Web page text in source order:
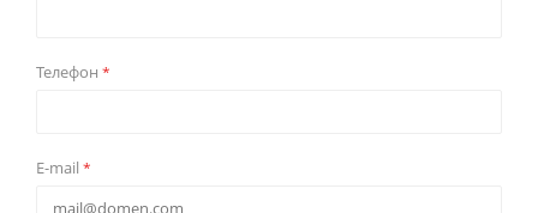
Телефон *
E-mail *